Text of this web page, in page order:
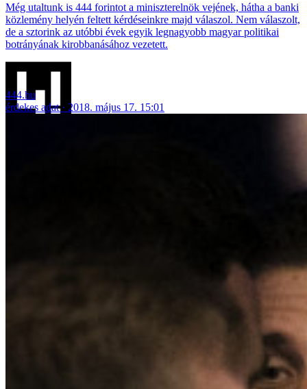
Még utaltunk is 444 forintot a miniszterelnök vejének, hátha a banki
közlemény helyén feltett kérdéseinkre majd válaszol. Nem válaszolt,
de a sztorink az utóbbi évek egyik legnagyobb magyar politikai
botrányának kirobbanásához vezetett.
444.hu
érdekes adat
2018. május 17. 15:01